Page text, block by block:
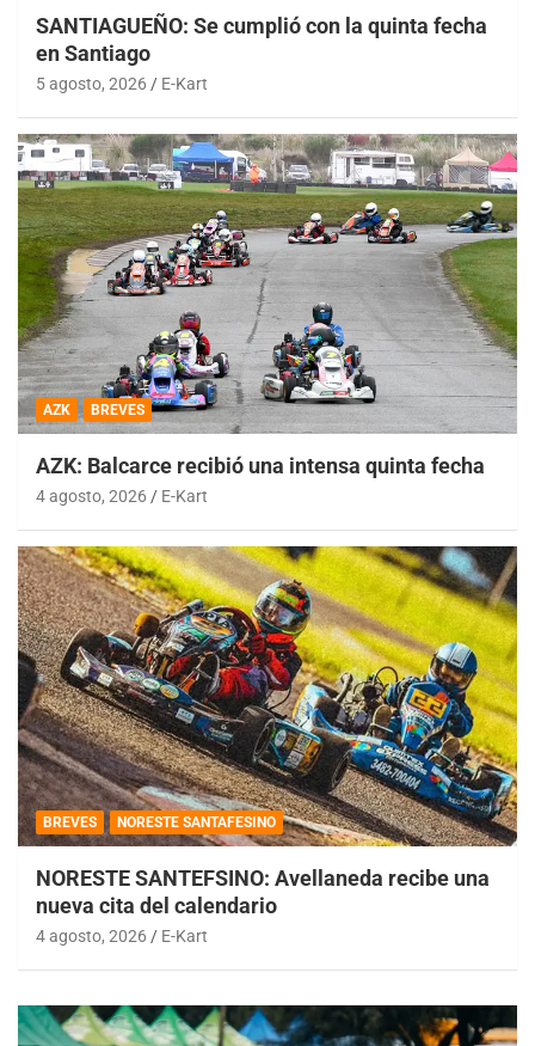
SANTIAGUEÑO: Se cumplió con la quinta fecha
en Santiago
5 agosto, 2026 E-Kart
AZK BREVES
AZK: Balcarce recibió una intensa quinta fecha
4 agosto, 2026 E-Kart
BREVES NORESTE SANTAFESINO
NORESTE SANTEFSINO: Avellaneda recibe una
nueva cita del calendario
4 agosto, 2026 E-Kart